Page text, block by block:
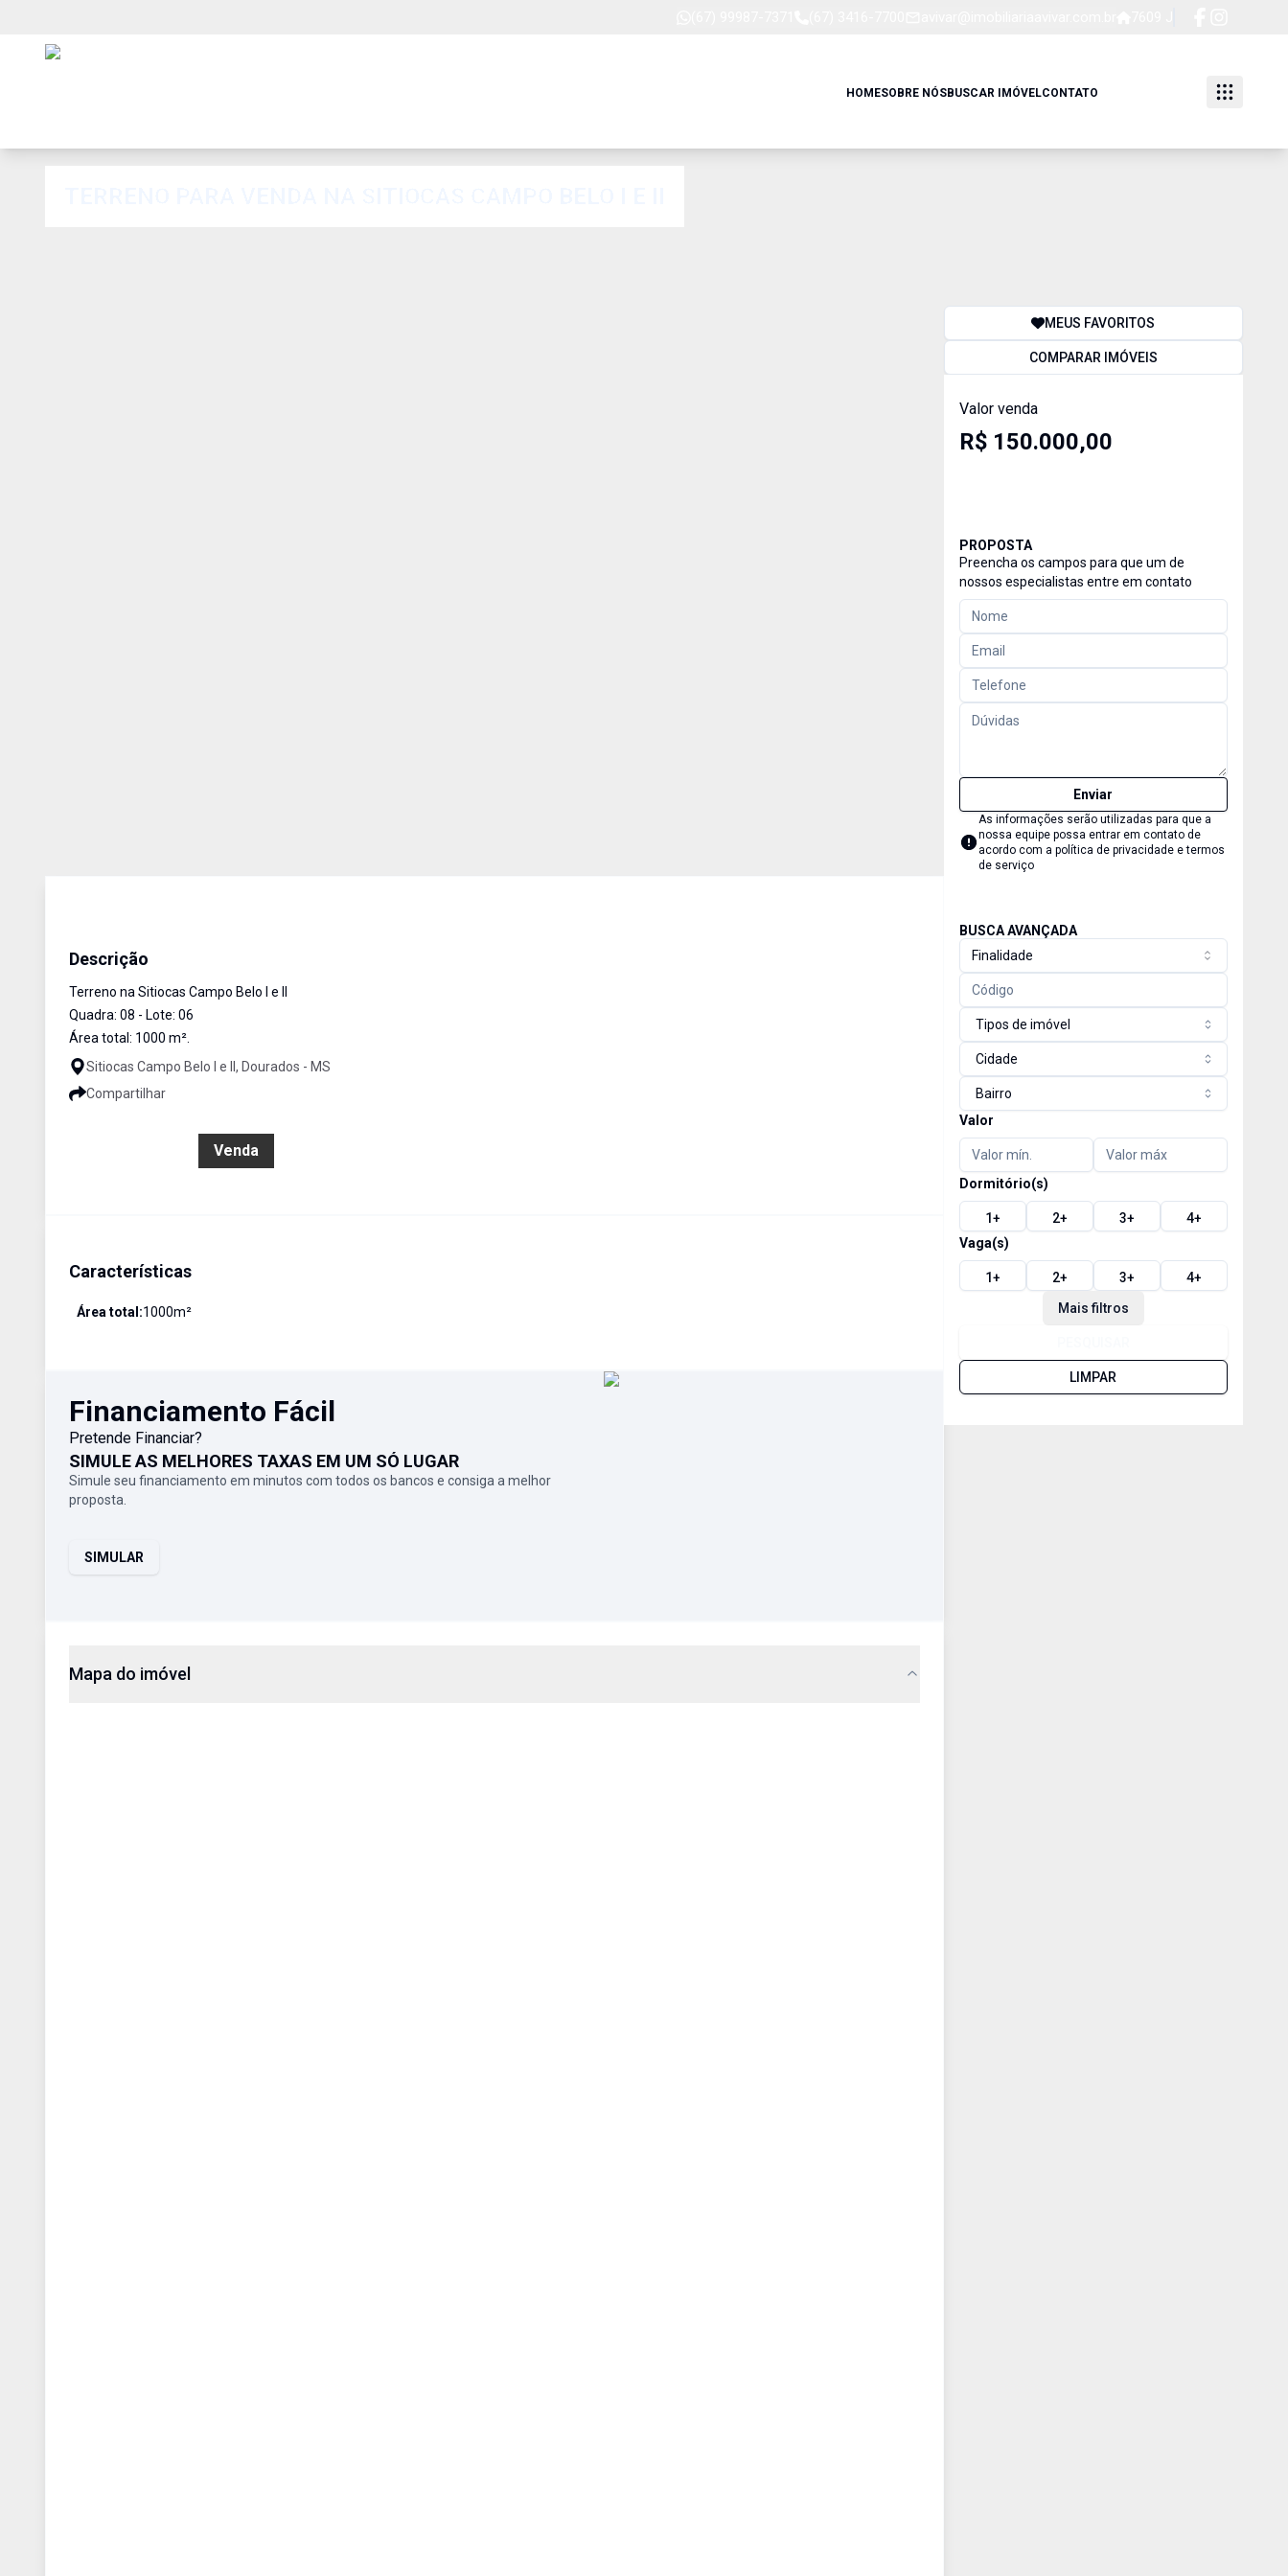
HOMESOBRE NÓSBUSCAR IMÓVELCONTATO
Descrição
Terreno na Sitiocas Campo Belo I e II
Quadra: 08 - Lote: 06
Área total: 1000 m².
Sitiocas Campo Belo I e II, Dourados - MS
Compartilhar
Venda
Características
Área total:1000m²
Financiamento Fácil
Pretende Financiar?
SIMULE AS MELHORES TAXAS EM UM SÓ LUGAR
Simule seu financiamento em minutos com todos os bancos e consiga a melhor
proposta.
SIMULAR
Mapa do imóvel
MEUS FAVORITOS
COMPARAR IMÓVEIS
Valor venda
R$ 150.000,00
PROPOSTA
Preencha os campos para que um de
nossos especialistas entre em contato
Enviar
As informações serão utilizadas para que a
nossa equipe possa entrar em contato de
acordo com a política de privacidade e termos
de serviço
BUSCA AVANÇADA
Finalidade
Tipos de imóvel
Cidade
Bairro
Valor
Dormitório(s)
1+ 2+ 3+ 4+
Vaga(s)
1+ 2+ 3+ 4+
Mais filtros
LIMPAR